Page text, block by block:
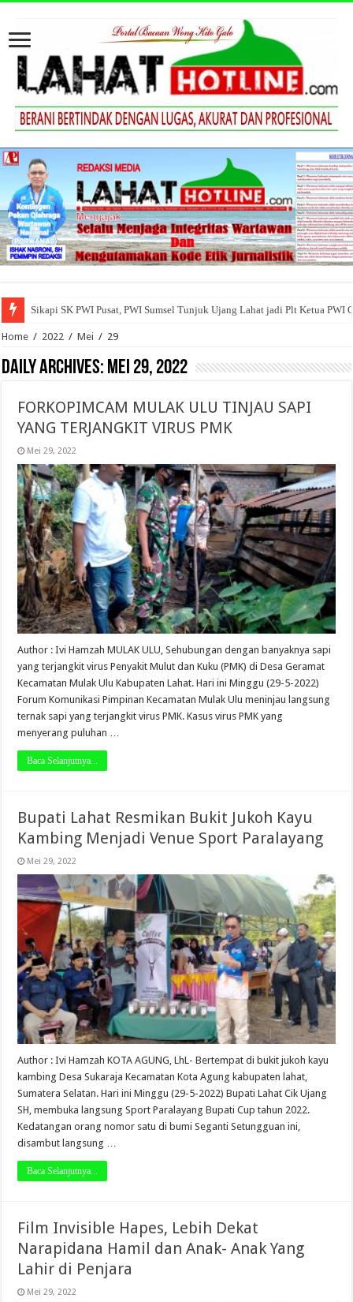
Sikapi SK PWI Pusat, PWI Sumsel Tunjuk Ujang Lahat jadi Plt Ketua PWI
Home / 2022 / Mei / 29
Daily Archives: Mei 29, 2022
FORKOPIMCAM MULAK ULU TINJAU SAPI
YANG TERJANGKIT VIRUS PMK
Mei 29, 2022
Author : Ivi Hamzah MULAK ULU, Sehubungan dengan banyaknya sapi
yang terjangkit virus Penyakit Mulut dan Kuku (PMK) di Desa Geramat
Kecamatan Mulak Ulu Kabupaten Lahat. Hari ini Minggu (29-5-2022)
Forum Komunikasi Pimpinan Kecamatan Mulak Ulu meninjau langsung
ternak sapi yang terjangkit virus PMK. Kasus virus PMK yang
menyerang puluhan …
Baca Selanjutnya...
Bupati Lahat Resmikan Bukit Jukoh Kayu
Kambing Menjadi Venue Sport Paralayang
Mei 29, 2022
Author : Ivi Hamzah KOTA AGUNG, LhL- Bertempat di bukit jukoh kayu
kambing Desa Sukaraja Kecamatan Kota Agung kabupaten lahat,
Sumatera Selatan. Hari ini Minggu (29-5-2022) Bupati Lahat Cik Ujang
SH, membuka langsung Sport Paralayang Bupati Cup tahun 2022.
Kedatangan orang nomor satu di bumi Seganti Setungguan ini,
disambut langsung …
Baca Selanjutnya...
Film Invisible Hapes, Lebih Dekat
Narapidana Hamil dan Anak- Anak Yang
Lahir di Penjara
Mei 29, 2022